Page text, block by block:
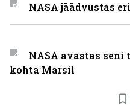
NASA jäädvustas
NASA avastas seni
kohta Marsil